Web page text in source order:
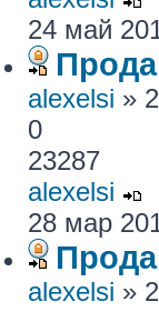
24 май
alexelsi »
0
23287
alexelsi
28 мар
alexelsi »